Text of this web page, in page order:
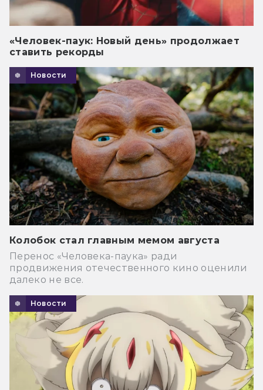
«Человек-паук: Новый день» продолжает
ставить рекорды
Новости
Колобок стал главным мемом августа
Перенос «Человека-паука» ради
продвижения отечественного кино оценили
далеко не все.
Новости